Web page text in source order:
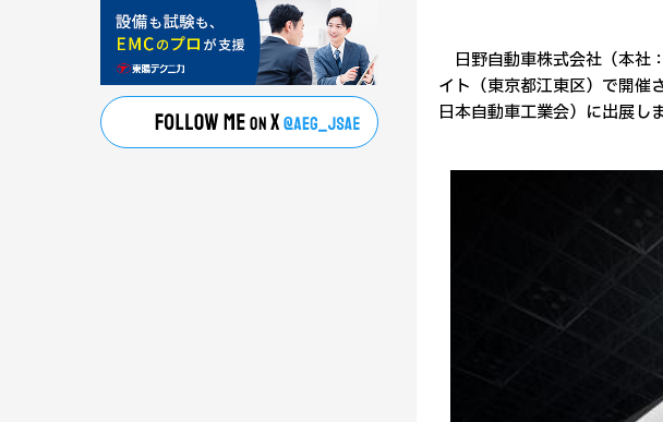
日野自動車株式会社（本社
イト（東京都江東区）で開
日本自動車工業会）に出展しま